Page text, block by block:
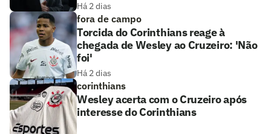
Há 2 dias
fora de campo
Torcida do Corinthians reage à
chegada de Wesley ao Cruzeiro: 'Não
foi'
Há 2 dias
corinthians
Wesley acerta com o Cruzeiro após
interesse do Corinthians